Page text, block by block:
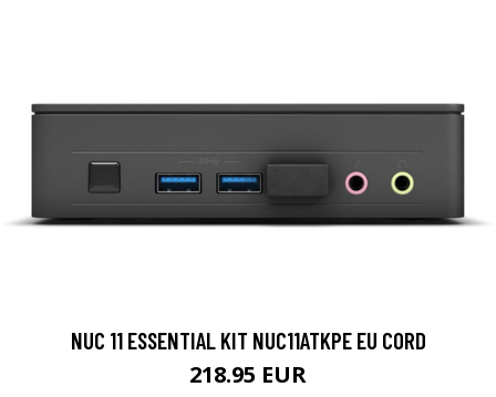
NUC 11 ESSENTIAL KIT NUC11ATKPE EU CORD
218.95 EUR